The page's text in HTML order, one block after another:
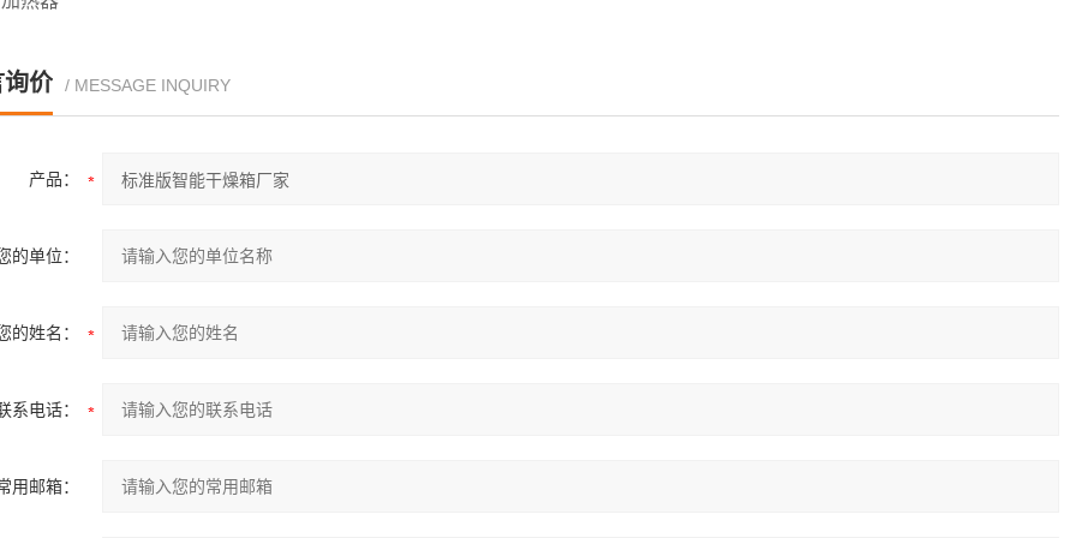
价 / MESSAGE INQUIRY
产品：
的单位：
的姓名：
系电话：
用邮箱：